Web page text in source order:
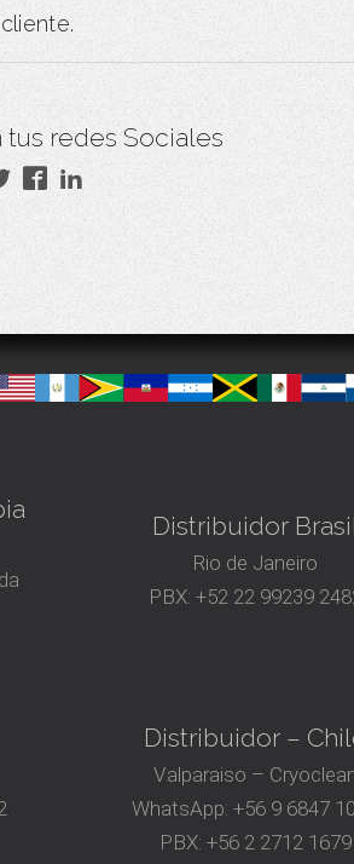
redes Sociales
Distribuidor
Rio de Janeiro
PBX: +52 22 99239
Distribuidor –
Valparaiso –
WhatsApp: +56 9 6847
PBX: +56 2 2712 1679